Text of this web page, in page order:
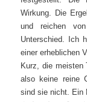
Wirkung. Die
und reichen
Unterschied. Ich
einer erheblichen
Kurz, die meisten
also keine reine
sind sie nicht. Ein